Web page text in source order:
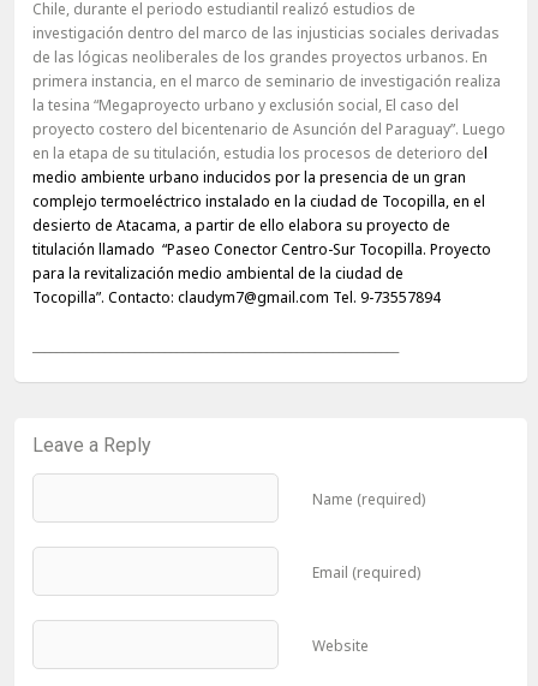
Chile, durante el periodo estudiantil realizó estudios de
investigación dentro del marco de las injusticias sociales derivadas
de las lógicas neoliberales de los grandes proyectos urbanos. En
primera instancia, en el marco de seminario de investigación realiza
la tesina “Megaproyecto urbano y exclusión social, El caso del
proyecto costero del bicentenario de Asunción del Paraguay”. Luego
en la etapa de su titulación, estudia los procesos de deterioro del
medio ambiente urbano inducidos por la presencia de un gran
complejo termoeléctrico instalado en la ciudad de Tocopilla, en el
desierto de Atacama, a partir de ello elabora su proyecto de
titulación llamado “Paseo Conector Centro-Sur Tocopilla. Proyecto
para la revitalización medio ambiental de la ciudad de
Tocopilla”. Contacto: claudym7@gmail.com Tel. 9-73557894
Leave a Reply
Name (required)
Email (required)
Website